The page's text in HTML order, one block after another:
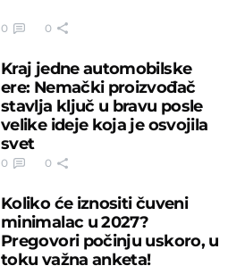
0 0
Kraj jedne automobilske
ere: Nemački proizvođač
stavlja ključ u bravu posle
velike ideje koja je osvojila
svet
0 0
Koliko će iznositi čuveni
minimalac u 2027?
Pregovori počinju uskoro, u
toku važna anketa!